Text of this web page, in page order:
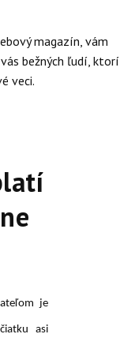
magazín, vám
bežných ľudí, ktorí
veci.
je
asi